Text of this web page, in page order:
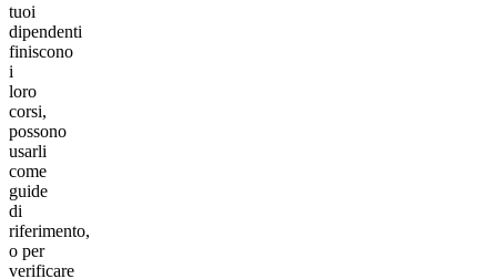
tuoi
dipendenti
finiscono
i
loro
corsi,
possono
usarli
come
guide
di
riferimento,
o per
verificare